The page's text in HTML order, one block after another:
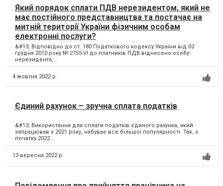
Який порядок сплати ПДВ нерезидентом, який не
має постійного представництва та постачає на
митній території України фізичним особам
електронні послуги?
&#13; Відповідно до ст. 180 Податкового кодексу України від 02
грудня 2010 року № 2755-VI до платників ПДВ віднесено особу-
нерезидента,...
4 жовтня 2022 р.
Єдиний рахунок – зручна сплата податків
&#13; Використання для сплати податків єдиного рахунка, який
запрацював з 2021 року, набуває все більшої популярності. Так, з
початку 2022...
13 вересня 2022 р.